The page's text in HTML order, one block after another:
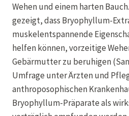
Wehen und einem harten
gezeigt, dass Bryophyllum-
muskelentspannende
helfen können, vorzeitige
Gebärmutter zu beruhigen
Umfrage unter Ärzten und
anthroposophischen
Bryophyllum-Präparate als